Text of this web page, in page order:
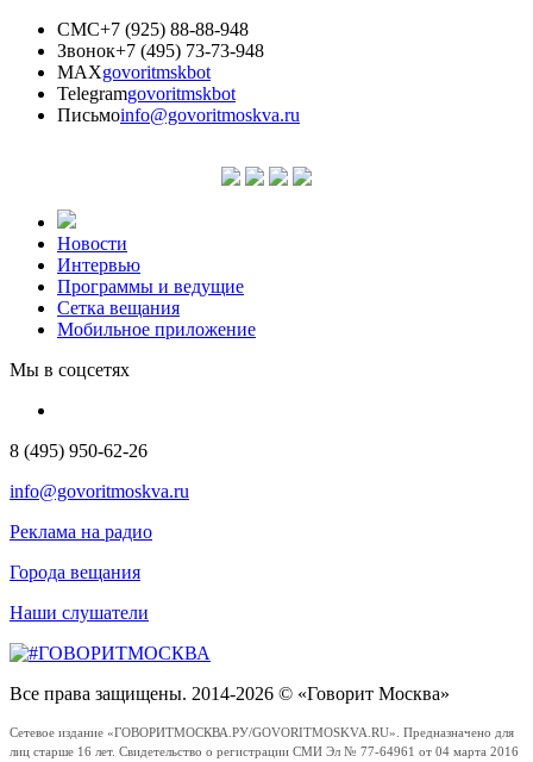
СМС+7 (925) 88-88-948
Звонок+7 (495) 73-73-948
MAXgovoritmskbot
Telegramgovoritmskbot
Письмоinfo@govoritmoskva.ru
Новости
Интервью
Программы и ведущие
Сетка вещания
Мобильное приложение
Мы в соцсетях
8 (495) 950-62-26
info@govoritmoskva.ru
Реклама на радио
Города вещания
Наши слушатели
Все права защищены. 2014-2026 © «Говорит Москва»
Сетевое издание «ГОВОРИТМОСКВА.РУ/GOVORITMOSKVA.RU». Предназначено для
лиц старше 16 лет. Свидетельство о регистрации СМИ Эл № 77-64961 от 04 марта 2016